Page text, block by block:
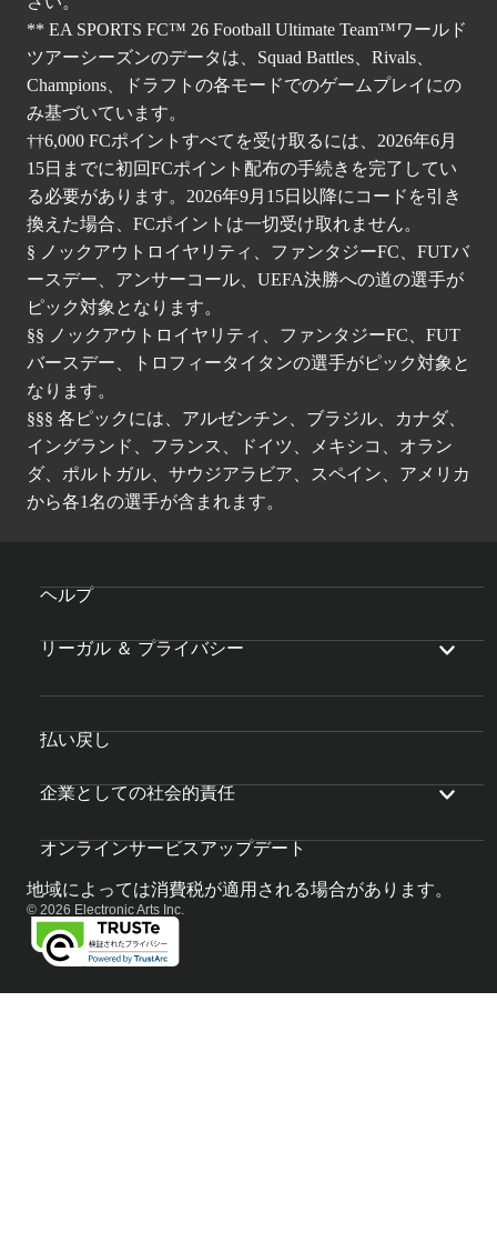
** EA SPORTS FC™ 26 Football Ultimate Team™ワールド
ツアーシーズンのデータは、Squad Battles、Rivals、
Champions、ドラフトの各モードでのゲームプレイにの
み基づいています。
††6,000 FCポイントすべてを受け取るには、2026年6月
15日までに初回FCポイント配布の手続きを完了してい
る必要があります。2026年9月15日以降にコードを引き
換えた場合、FCポイントは一切受け取れません。
§ ノックアウトロイヤリティ、ファンタジーFC、FUTバ
ースデー、アンサーコール、UEFA決勝への道の選手が
ピック対象となります。
§§ ノックアウトロイヤリティ、ファンタジーFC、FUT
バースデー、トロフィータイタンの選手がピック対象と
なります。
§§§ 各ピックには、アルゼンチン、ブラジル、カナダ、
イングランド、フランス、ドイツ、メキシコ、オラン
ダ、ポルトガル、サウジアラビア、スペイン、アメリカ
から各1名の選手が含まれます。
ヘルプ
リーガル ＆ プライバシー
払い戻し
企業としての社会的責任
オンラインサービスアップデート
地域によっては消費税が適用される場合があります。
© 2026 Electronic Arts Inc.